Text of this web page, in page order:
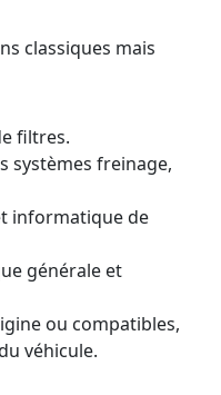
classiques mais
filtres.
systèmes freinage,
informatique de
générale et
ou compatibles,
véhicule.